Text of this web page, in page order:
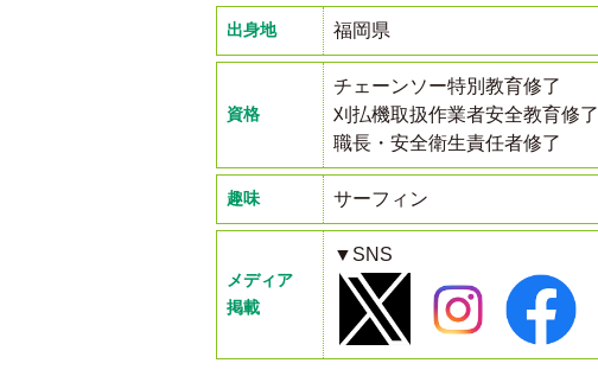
出身地 福岡県
資格
チェーンソー特別教育修了
刈払機取扱作業者安全教育修了
職長・安全衛生責任者修了
趣味 サーフィン
メディア
掲載
▼SNS